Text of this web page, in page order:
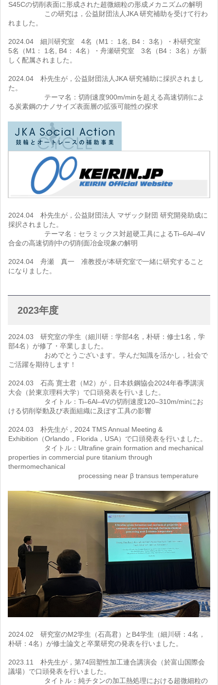
S45Cの切削表面に形成された超微細粒の形成メカニズムの解明
この研究は，公益財団法人JKA 研究補助を受けて行わ
れました。
2024.04 細川研究室 4名（M1： 1名, B4： 3名）・朴研究室
5名（M1： 1名, B4： 4名）・舟瀬研究室 3名（B4： 3名）が新
しく配属されました。
2024.04 朴先生が，公益財団法人JKA 研究補助に採択されまし
た。
テーマ名：切削速度900m/minを超える高速切削によ
る炭素鋼のナノサイズ表面層の拡張可能性の探求
2024.04 朴先生が，公益財団法人 マザック財団 研究開発助成に
採択されました。
テーマ名：セラミックス対超硬工具によるTi–6Al–4V
合金の高速切削中の切削面冶金現象の解明
2024.04 舟瀬 真一 准教授が本研究室で一緒に研究すること
になりました。
2023年度
2024.03 研究室の学生（細川研：学部4名，朴研：修士1名，学
部4名）が修了・卒業しました。
おめでとうございます。学んだ知識を活かし，社会で
ご活躍を期待します！
2024.03 石高 寛士君（M2）が，日本鉄鋼協会2024年春季講演
大会（於東京理科大学）で口頭発表を行いました。
タイトル：Ti–6Al–4Vの切削速度120–310m/minにお
ける切削挙動及び表面組織に及ぼす工具の影響
2024.03 朴先生が，2024 TMS Annual Meeting &
Exhibition（Orlando，Florida，USA）で口頭発表を行いました。
タイトル：Ultrafine grain formation and mechanical
properties in commercial pure titanium through
thermomechanical
processing near β transus temperature
2024.02 研究室のM2学生（石高君）とB4学生（細川研：4名，
朴研：4名）が修士論文と卒業研究の発表を行いました。
2023.11 朴先生が，第74回塑性加工連合講演会（於富山国際会
議場）で口頭発表を行いました。
タイトル：純チタンの加工熱処理における超微細粒の